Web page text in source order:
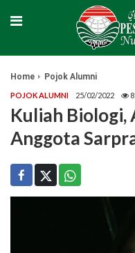
Home Pojok Alumni
POJOK ALUMNI 25/02/2022
Kuliah Biologi,
Anggota